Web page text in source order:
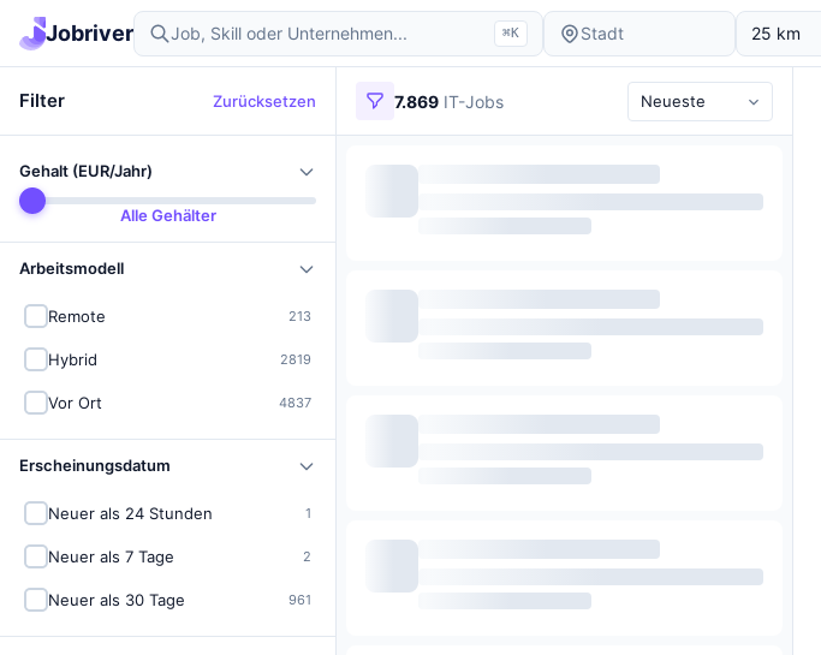
Jobriver ⌘K
Filter Zurücksetzen
Gehalt (EUR/Jahr)
Alle Gehälter
Arbeitsmodell
Remote 213
Hybrid 2819
Vor Ort 4837
Erscheinungsdatum
Neuer als 24 Stunden 1
Neuer als 7 Tage 2
Neuer als 30 Tage 961
7.869 IT-Jobs